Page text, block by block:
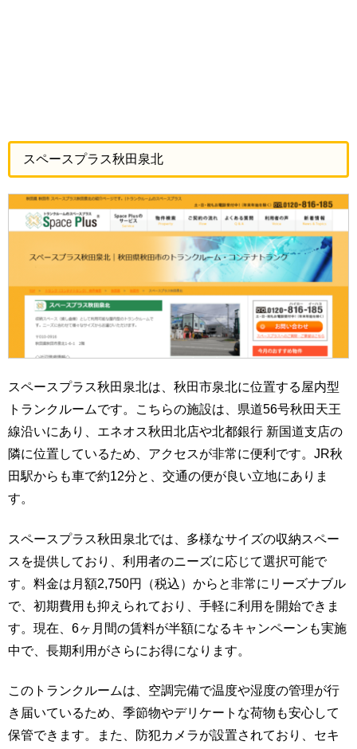
スペースプラス秋田泉北
スペースプラス秋田泉北は、秋田市泉北に位置する屋内型
トランクルームです。こちらの施設は、県道56号秋田天王
線沿いにあり、エネオス秋田北店や北都銀行 新国道支店の
隣に位置しているため、アクセスが非常に便利です。JR秋
田駅からも車で約12分と、交通の便が良い立地にありま
す。
スペースプラス秋田泉北では、多様なサイズの収納スペー
スを提供しており、利用者のニーズに応じて選択可能で
す。料金は月額2,750円（税込）からと非常にリーズナブル
で、初期費用も抑えられており、手軽に利用を開始できま
す。現在、6ヶ月間の賃料が半額になるキャンペーンも実施
中で、長期利用がさらにお得になります。
このトランクルームは、空調完備で温度や湿度の管理が行
き届いているため、季節物やデリケートな荷物も安心して
保管できます。また、防犯カメラが設置されており、セキ